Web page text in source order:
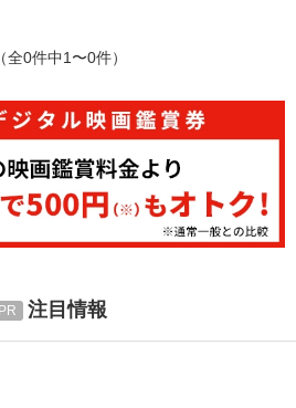
（全0件中1〜0件）
注目情報